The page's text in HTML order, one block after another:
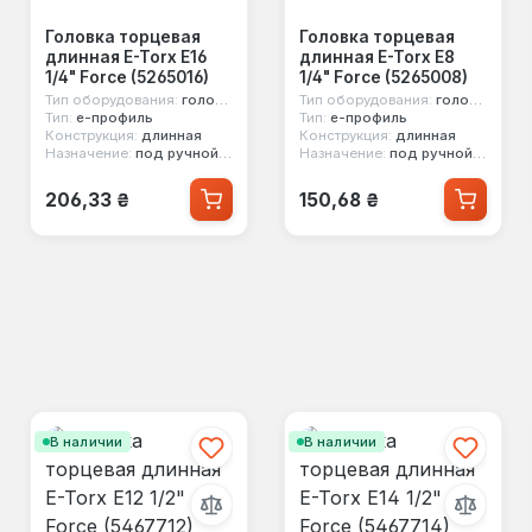
Головка торцевая
длинная E-Torx E16
1/4" Force (5265016)
Тип оборудования: головка стандартная
Тип: е-профиль
Конструкция: длинная
Назначение: под ручной инструмент
Обычная цена:
206,33 ₴
Головка торцевая
длинная E-Torx E8
1/4" Force (5265008)
Тип оборудования: головка стандартная
Тип: е-профиль
Конструкция: длинная
Назначение: под ручной инструмент
Обычная цена:
150,68 ₴
В наличии В наличии